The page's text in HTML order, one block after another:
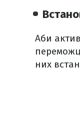
Аби
них